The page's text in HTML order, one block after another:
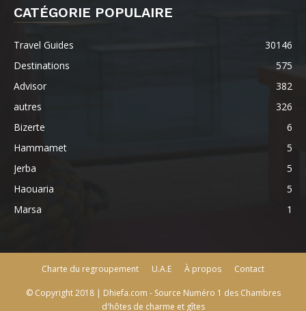
CATÉGORIE POPULAIRE
Travel Guides
30146
Destinations
575
Advisor
382
autres
326
Bizerte
6
Hammamet
5
Jerba
5
Haouaria
5
Marsa
1
Charte du regroupement U.A.E À propos Contact
© Copyright 2018 | Dhiefa.com - Source Numéro 1 des Chambres
d'hôtes de charme et gîtes